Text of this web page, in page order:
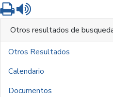
Imprimir
Otros resultados de
Otros Resultados
Calendario
Documentos